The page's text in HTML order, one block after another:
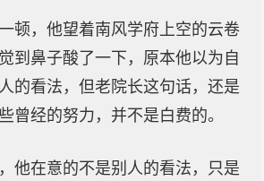
顿，他望着南风学府上空的云卷
到鼻子酸了一下，原本他以为自
的看法，但老院长这句话，还是
曾经的努力，并不是白费的。
他在意的不是别人的看法，只是